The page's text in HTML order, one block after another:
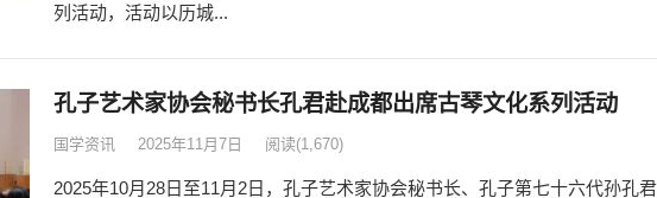
列活动，活动以历城...
孔子艺术家协会秘书长孔君赴成都出席古琴文化系列活动
国学资讯 2025年11月7日 阅读(1,670)
2025年10月28日至11月2日，孔子艺术家协会秘书长、孔子第七十六代孙孔君